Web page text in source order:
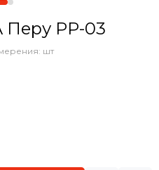
Перу РР-03
шт